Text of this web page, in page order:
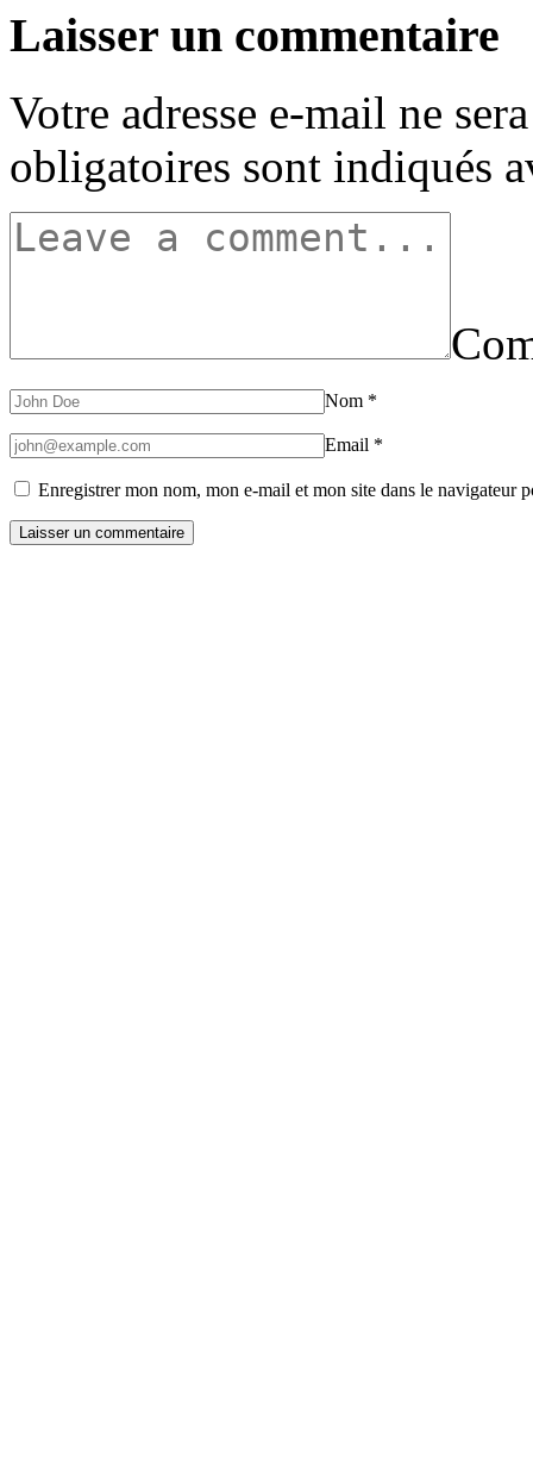
Laisser un commentaire
Votre adresse e-mail ne
obligatoires sont indiqués
Nom *
Email *
Enregistrer mon nom, mon e-mail et mon site dans le navigateur